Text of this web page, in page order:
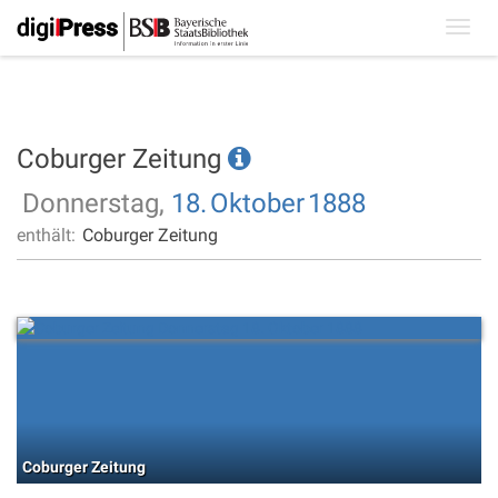
Coburger Zeitung
Donnerstag, 18.Oktober1888
enthält: Coburger Zeitung
Coburger Zeitung